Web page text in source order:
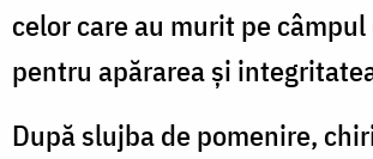
celor care au murit pe
pentru apărarea și
După slujba de pomenire,